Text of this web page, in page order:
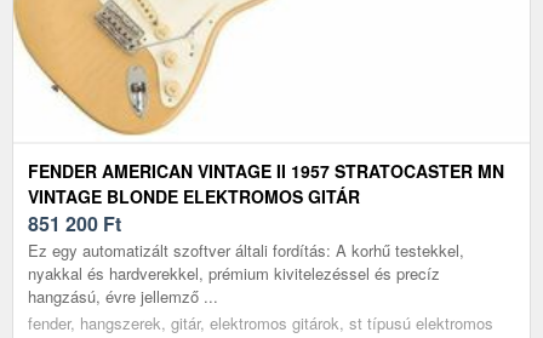
FENDER AMERICAN VINTAGE II 1957 STRATOCASTER MN
VINTAGE BLONDE ELEKTROMOS GITÁR
851 200 Ft
Ez egy automatizált szoftver általi fordítás: A korhű testekkel,
nyakkal és hardverekkel, prémium kivitelezéssel és precíz
hangzású, évre jellemző ...
fender, hangszerek, gitár, elektromos gitárok, st típusú elektromos